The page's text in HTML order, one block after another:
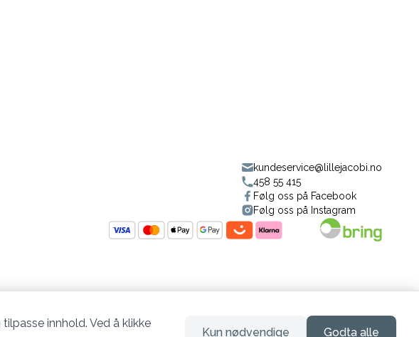
kundeservice@lillejacobi.no
458 55 415
Følg oss på Facebook
Følg oss på Instagram
innhold. Ved å klikke
Kun nødvendige Godta alle